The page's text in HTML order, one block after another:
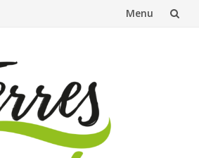
Menu